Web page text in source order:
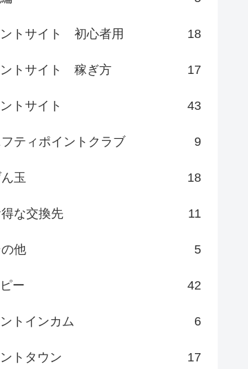
トサイト 初心者用 18
トサイト 稼ぎ方 17
トサイト 43
ティポイントクラブ 9
玉 18
な交換先 11
他 5
ー 42
トインカム 6
トタウン 17